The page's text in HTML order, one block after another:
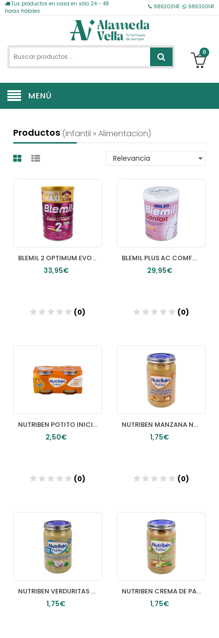
Tus productos en casa en sólo 24 - 48
horas hábiles
986300141 986300141
0
MENÚ
Productos (infantil » Alimentacion)
BLEMIL 2 OPTIMUM EVOLUTION 1 LATA 1200 G
33,95€
(0)
BLEMIL PLUS AC COMFORT 800 G
29,95€
(0)
Añadir
NUTRIBEN POTITO INICIO A LA MERIENDA MANZANA NARANJA Y PLATANO CON GALLETA 2 ENVASES 120 G
2,50€
(0)
NUTRIBEN MANZANA NARANJA PLATANO Y GALLETA POTITO 235 G
1,75€
(0)
Añadir
NUTRIBEN VERDURITAS CON LENGUADO POTITO 235 G
1,75€
NUTRIBEN CREMA DE PATATA PUERRO Y ZANAHORIA 1 POTITO 235 G
1,75€